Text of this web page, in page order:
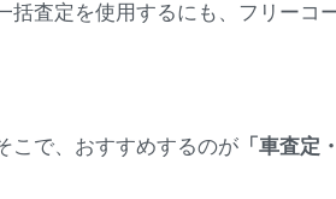
括査定を使用するにも、フリーコ
こで、おすすめするのが 「車査定